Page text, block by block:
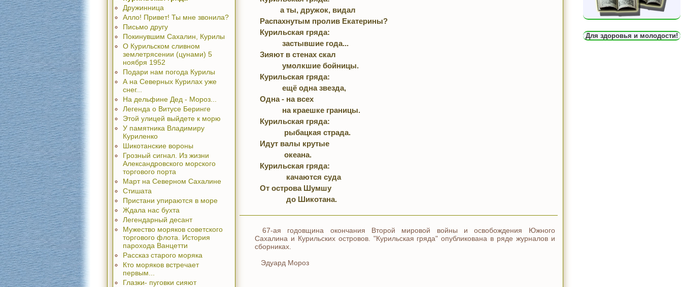
Дружинница
Алло! Привет! Ты мне звонила?
Письмо другу
Покинувшим Сахалин, Курилы
О Курильском сливном
землетрясении (цунами) 5
ноября 1952
Подари нам погода Курилы
А на Северных Курилах уже
снег...
На дельфине Дед - Мороз...
Легенда о Витусе Беринге
Этой улицей выйдете к морю
У памятника Владимиру
Куриленко
Шикотанские вороны
Грозный сигнал. Из жизни
Александровского морского
торгового порта
Март на Северном Сахалине
Стишата
Пристани упираются в море
Ждала нас бухта
Легендарный десант
Мужество моряков советского
торгового флота. История
парохода Ванцетти
Рассказ старого моряка
Кто моряков встречает
первым...
Глазки- пуговки сияют
          а ты, дружок, видал
Распахнутым пролив Екатерины?
Курильская гряда:
           застывшие года...
Зияют в стенах скал
           умолкшие бойницы.
Курильская гряда:
           ещё одна звезда,
Одна - на всех
           на краешке границы.
Курильская гряда:
            рыбацкая страда.
Идут валы крутые
            океана.
Курильская гряда:
             качаются суда
От острова Шумшу
67-ая годовщина окончания Второй мировой войны и освобождения Южного
Сахалина и Курильских островов. "Курильская гряда" опубликована в ряде журналов и
сборниках.
Эдуард Мороз
Для здоровья и молодости!